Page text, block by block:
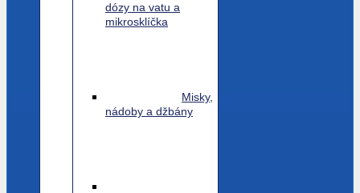
dózy na vatu a
mikrosklíčka
Misky,
nádoby a džbány